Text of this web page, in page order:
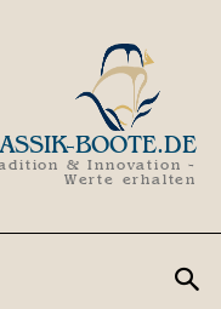
BOOTE.DE
& Innovation -
Werte erhalten